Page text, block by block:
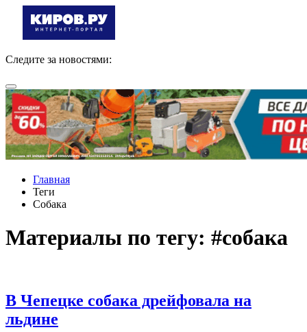
Следите за новостями:
Главная
Теги
Собака
Материалы по тегу: #собака
В Чепецке собака дрейфовала на
льдине